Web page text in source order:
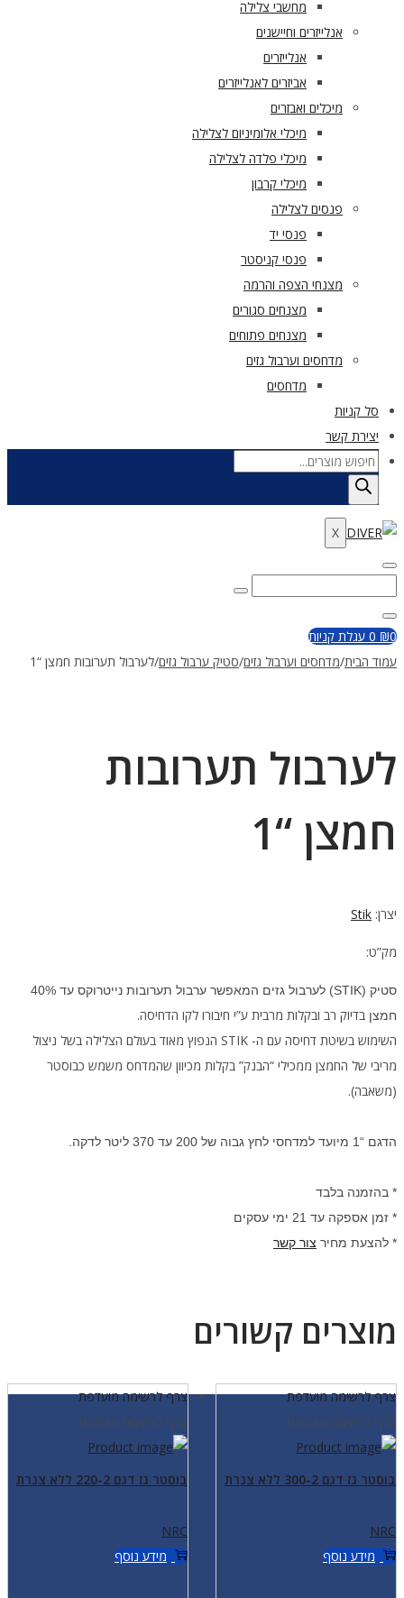
מחשבי צלילה
אנלייזרים וחיישנים
אנלייזרים
אביזרים לאנלייזרים
מיכלים ואבזרים
מיכלי אלומיניום לצלילה
מיכלי פלדה לצלילה
מיכלי קרבון
פנסים לצלילה
פנסי יד
פנסי קניסטר
מצנחי הצפה והרמה
מצנחים סגורים
מצנחים פתוחים
מדחסים וערבול גזים
מדחסים
סל קניות
יצירת קשר
Products
search
X
Enter
Keywordfor:
Close
₪0
0 עגלת קניות
עמוד הבית/מדחסים וערבול גזים/סטיק ערבול גזים/לערבול תערובות חמצן “1
לערבול תערובות
חמצן “1
יצרן: Stik
מק”ט:
סטיק (STIK) לערבול גזים המאפשר ערבול תערובות נייטרוקס עד 40%
חמצן בדיוק רב ובקלות מרבית ע”י חיבורו לקו הדחיסה.
השימוש בשיטת דחיסה עם ה- STIK הנפוץ מאוד בעולם הצלילה בשל ניצול
מריבי של החמצן ממכילי “הבנק” בקלות מכיוון שהמדחס משמש כבוסטר
(משאבה).
הדגם “1 מיועד למדחסי לחץ גבוה של 200 עד 370 ליטר לדקה.
* בהזמנה בלבד
* זמן אספקה עד 21 ימי עסקים
* להצעת מחיר צור קשר
מוצרים קשורים
צרף לרשימה מועדפת
צרף לרשימה מועדפת
בוסטר גז דגם 300-2 ללא צנרת
NRC
מידע נוסף
צרף לרשימה מועדפת
צרף לרשימה מועדפת
בוסטר גז דגם 220-2 ללא צנרת
NRC
מידע נוסף